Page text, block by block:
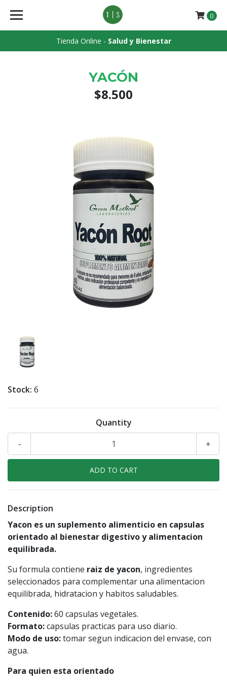
Tienda Online - Salud y Bienestar
0
YACÓN
$8.500
Stock: 6
Quantity
+
-
Description
Yacon es un suplemento alimenticio en capsulas
orientado al bienestar digestivo y alimentacion
equilibrada.
Su formula contiene raiz de yacon, ingredientes
seleccionados para complementar una alimentacion
equilibrada, hidratacion y habitos saludables.
Contenido:60 capsulas vegetales.
Formato:capsulas practicas para uso diario.
Modo de uso:tomar segun indicacion del envase, con
agua.
Para quien esta orientado